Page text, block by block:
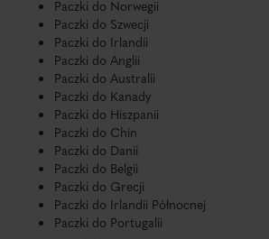
Paczki do Norwegii
Paczki do Szwecji
Paczki do Irlandii
Paczki do Anglii
Paczki do Australii
Paczki do Kanady
Paczki do Hiszpanii
Paczki do Chin
Paczki do Danii
Paczki do Belgii
Paczki do Grecji
Paczki do Irlandii Północnej
Paczki do Portugalii